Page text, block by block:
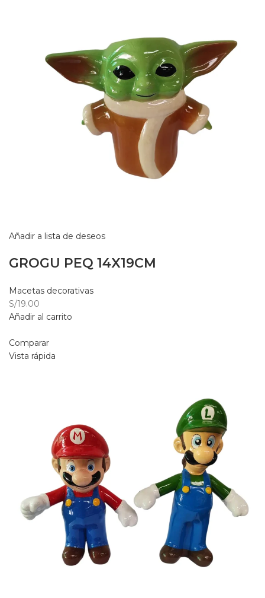
Añadir a lista de deseos
GROGU PEQ 14X19CM
Macetas decorativas
S/19.00
Añadir al carrito
Comparar
Vista rápida